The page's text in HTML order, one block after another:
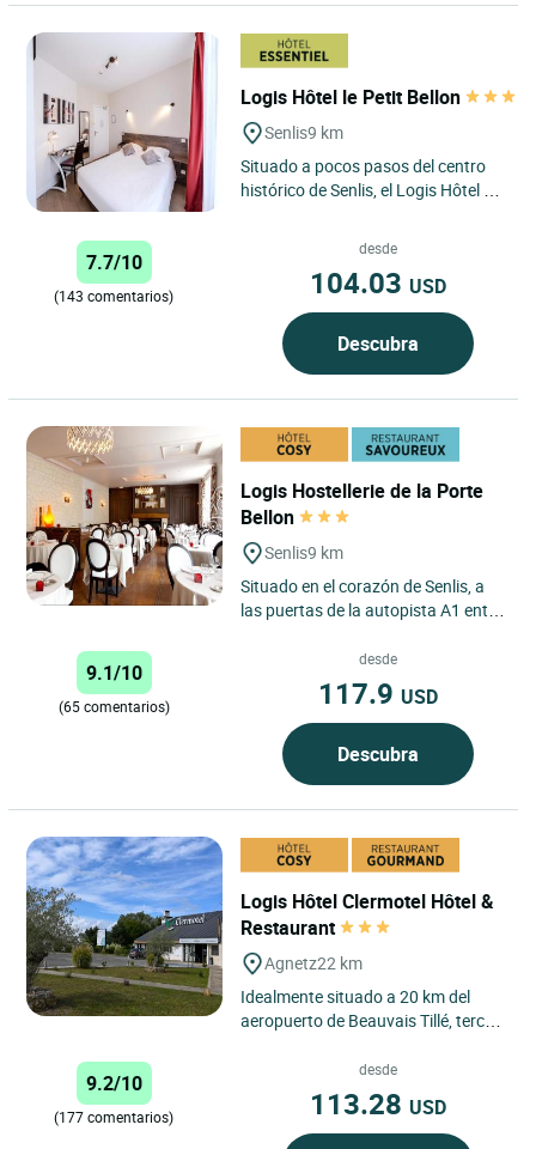
Logis Hôtel le Petit Bellon
Senlis9 km
Situado a pocos pasos del centro
histórico de Senlis, el Logis Hôtel Le
7.7/10
(143 comentarios)
desde
104.03 USD
Descubra
Logis Hostellerie de la Porte
Bellon
Senlis9 km
Situado en el corazón de Senlis, a
las puertas de la autopista A1 entre
9.1/10
(65 comentarios)
desde
117.9 USD
Descubra
Logis Hôtel Clermotel Hôtel &
Restaurant
Agnetz22 km
Idealmente situado a 20 km del
aeropuerto de Beauvais Tillé, tercer
puerta de entrada a...
9.2/10
(177 comentarios)
desde
113.28 USD